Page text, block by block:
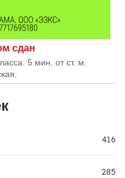
сдан
5 мин. от ст. м.
416
285